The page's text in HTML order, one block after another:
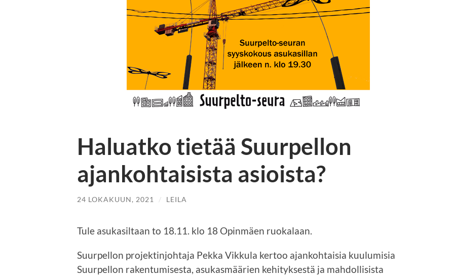
Haluatko tietää Suurpellon
ajankohtaisista asioista?
24 LOKAKUUN, 2021 / LEILA
Tule asukasiltaan to 18.11. klo 18 Opinmäen ruokalaan.
Suurpellon projektinjohtaja Pekka Vikkula kertoo ajankohtaisia kuulumisia
Suurpellon rakentumisesta, asukasmäärien kehityksestä ja mahdollisista